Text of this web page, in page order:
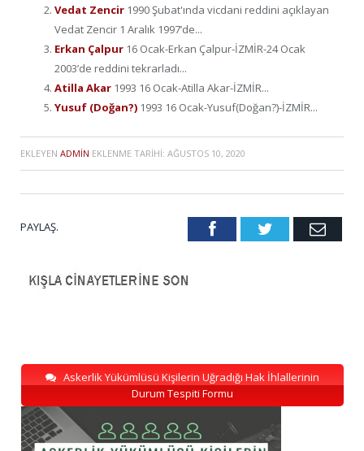
Vedat Zencir 1990 Şubat'ında vicdani reddini açıklayan
Vedat Zencir 1 Aralık 1997’de...
Erkan Çalpur 16 Ocak-Erkan Çalpur-İZMİR-24 Ocak
2003’de reddini tekrarladı...
Atilla Akar 1993 16 Ocak-Atilla Akar-İZMİR...
Yusuf (Doğan?) 1993 16 Ocak-Yusuf(Doğan?)-İZMİR...
EKLEYEN ADMIN EKLENME TARIHI: AĞUSTOS 10, 2020
PAYLAŞ. FacebookTwitter Email
Askerlik Yükümlüsü Kişilerin Uğradığı Hak İhlallerinin
Durum Tespiti Formu